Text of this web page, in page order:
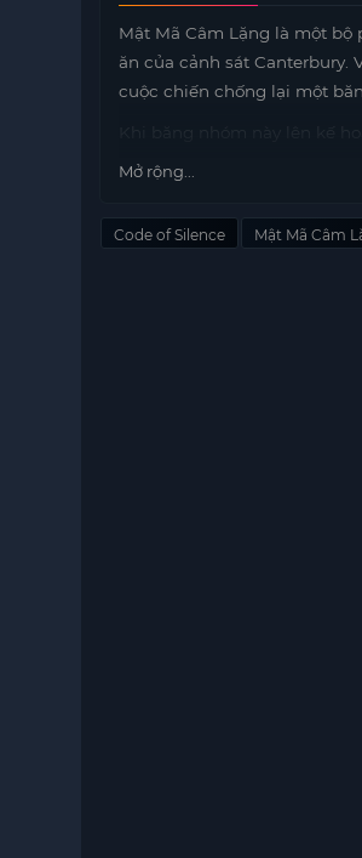
Mật Mã Câm Lặng là một
ăn của cảnh sát
cuộc chiến chống lại một
những địa
Mở rộng...
Code of Silence Mật Mã Câm